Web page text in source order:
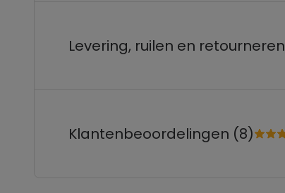
Levering, ruilen en retourneren
Klantenbeoordelingen (8)